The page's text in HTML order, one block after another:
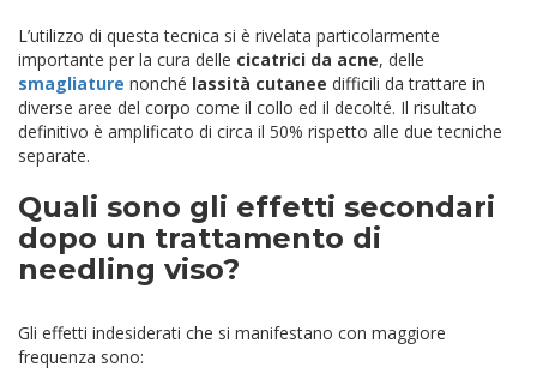
L’utilizzo di questa tecnica si è rivelata particolarmente
importante per la cura delle cicatrici da acne, delle
smagliature nonché lassità cutanee difficili da trattare in
diverse aree del corpo come il collo ed il decolté. Il risultato
definitivo è amplificato di circa il 50% rispetto alle due tecniche
separate.
Quali sono gli effetti secondari
dopo un trattamento di
needling viso?
Gli effetti indesiderati che si manifestano con maggiore
frequenza sono: